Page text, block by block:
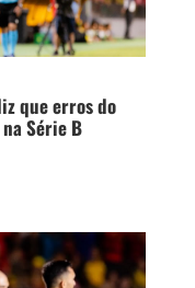
que erros do
Série B